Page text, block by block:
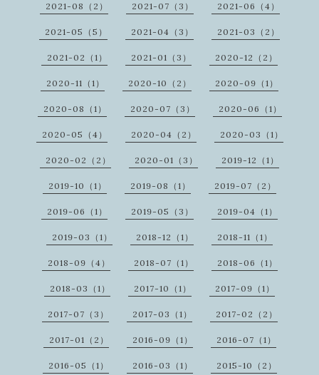
2021-08（2） 2021-07（3） 2021-06（4）
2021-05（5） 2021-04（3） 2021-03（2）
2021-02（1） 2021-01（3） 2020-12（2）
2020-11（1） 2020-10（2） 2020-09（1）
2020-08（1） 2020-07（3） 2020-06（1）
2020-05（4） 2020-04（2） 2020-03（1）
2020-02（2） 2020-01（3） 2019-12（1）
2019-10（1） 2019-08（1） 2019-07（2）
2019-06（1） 2019-05（3） 2019-04（1）
2019-03（1） 2018-12（1） 2018-11（1）
2018-09（4） 2018-07（1） 2018-06（1）
2018-03（1） 2017-10（1） 2017-09（1）
2017-07（3） 2017-03（1） 2017-02（2）
2017-01（2） 2016-09（1） 2016-07（1）
2016-05（1） 2016-03（1） 2015-10（2）